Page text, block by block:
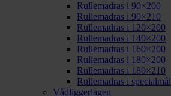
Rullemadras i 90×200
Rullemadras i 90×210
Rullemadras i 120×200
Rullemadras i 140×200
Rullemadras i 160×200
Rullemadras i 180×200
Rullemadras i 180×210
Rullemadras i specialmål
Vådliggerlagen